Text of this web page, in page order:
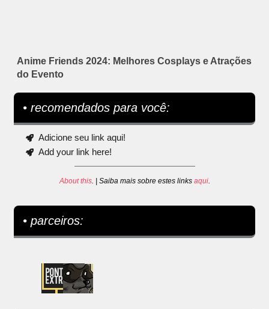
Anime Friends 2024: Melhores Cosplays e Atrações
do Evento
• recomendados para você:
Adicione seu link aqui!
Add your link here!
About this. | Saiba mais sobre estes links aqui.
• parceiros: